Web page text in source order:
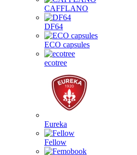
CAFFLANO
DF64
ECO capsules
ecotree
Eureka
Fellow